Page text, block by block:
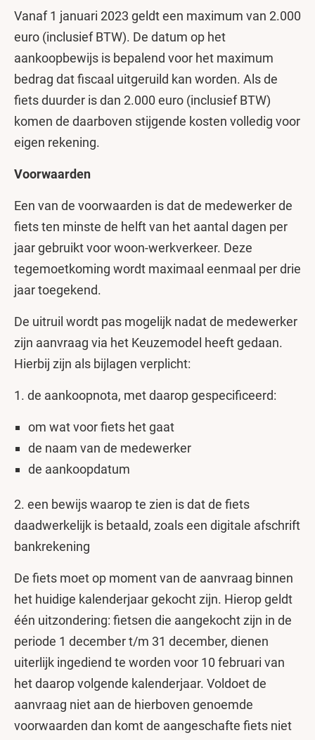
Vanaf 1 januari 2023 geldt een maximum van 2.000
euro (inclusief BTW). De datum op het
aankoopbewijs is bepalend voor het maximum
bedrag dat fiscaal uitgeruild kan worden. Als de
fiets duurder is dan 2.000 euro (inclusief BTW)
komen de daarboven stijgende kosten volledig voor
eigen rekening.
Voorwaarden
Een van de voorwaarden is dat de medewerker de
fiets ten minste de helft van het aantal dagen per
jaar gebruikt voor woon-werkverkeer. Deze
tegemoetkoming wordt maximaal eenmaal per drie
jaar toegekend.
De uitruil wordt pas mogelijk nadat de medewerker
zijn aanvraag via het Keuzemodel heeft gedaan.
Hierbij zijn als bijlagen verplicht:
1. de aankoopnota, met daarop gespecificeerd:
om wat voor fiets het gaat
de naam van de medewerker
de aankoopdatum
2. een bewijs waarop te zien is dat de fiets
daadwerkelijk is betaald, zoals een digitale afschrift
bankrekening
De fiets moet op moment van de aanvraag binnen
het huidige kalenderjaar gekocht zijn. Hierop geldt
één uitzondering: fietsen die aangekocht zijn in de
periode 1 december t/m 31 december, dienen
uiterlijk ingediend te worden voor 10 februari van
het daarop volgende kalenderjaar. Voldoet de
aanvraag niet aan de hierboven genoemde
voorwaarden dan komt de aangeschafte fiets niet